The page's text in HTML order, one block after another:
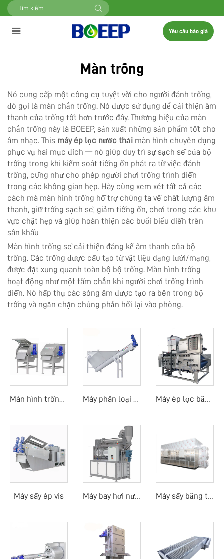
Yêu cầu báo giá
Màn trống
Nó cung cấp một công cụ tuyệt vời cho người đánh trống,
đó gọi là màn chắn trống. Nó được sử dụng để cải thiện âm
thanh của trống tốt hơn trước đây. Thương hiệu của màn
chắn trống này là BOEEP, sản xuất những sản phẩm tốt cho
âm nhạc. This máy ép lọc nước thải màn hình chuyên dụng
phục vụ hai mục đích — nó giúp duy trì sự sạch sẽ của bộ
trống trong khi kiểm soát tiếng ồn phát ra từ việc đánh
trống, cũng như cho phép người chơi trống trình diễn
trong các không gian hẹp. Hãy cùng xem xét tất cả các
cách mà màn hình trống hỗ trợ chúng ta về chất lượng âm
thanh, giữ trống sạch sẽ, giảm tiếng ồn, chơi trong các khu
vực chật hẹp và giúp hoàn thiện các buổi biểu diễn trên
sân khấu
Màn hình trống sẽ cải thiện đáng kể âm thanh của bộ
trống. Các trống được cấu tạo từ vật liệu dạng lưới/mạng,
được đặt xung quanh toàn bộ bộ trống. Màn hình trống
hoạt động như một tấm chắn khi người chơi trống trình
diễn. Nó hấp thụ các sóng âm được tạo ra bên trong bộ
trống và ngăn chặn chúng phản hồi lại vào phòng.
Màn hình trống quay ngoài Máy phân loại cát Máy ép lọc băng tải trống quay
Máy sấy ép vis Máy bay hơi nước thải Máy sấy băng tải nhiệt độ thấp bằng bơm nhiệt